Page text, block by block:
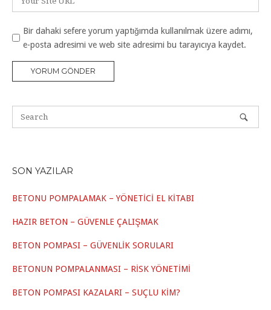
t
i
o
n
o
t
*
n
e
e
s
i
Bir dahaki sefere yorum yaptığımda kullanılmak üzere adımı,
e-posta adresimi ve web site adresimi bu tarayıcıya kaydet.
SON YAZILAR
BETONU POMPALAMAK – YÖNETİCİ EL KİTABI
HAZIR BETON – GÜVENLE ÇALIŞMAK
BETON POMPASI – GÜVENLİK SORULARI
BETONUN POMPALANMASI – RİSK YÖNETİMİ
BETON POMPASI KAZALARI – SUÇLU KİM?